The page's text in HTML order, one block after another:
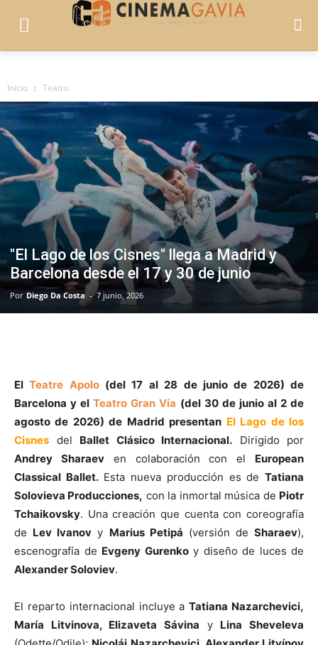
Inicio Teatro
"El Lago de los Cisnes" llega a Madrid y
Barcelona desde el 17 y 30 de junio
Por Diego Da Costa - 7 junio, 2026
ElTeatre Apolo(del 17 al 28 de junio de 2026) de
Barcelona y elTeatro Gran Vía (del 30 de junio al 2 de
agosto de 2026) de Madrid presentan El Lago de los
Cisnes del Ballet Clásico Internacional. Dirigido por
Andrey Sharaeven colaboración con el European
Classical Ballet.Esta nueva producción es deTatiana
Solovieva Producciones, con la inmortal música de Piotr
Tchaikovsky. Una creación que cuenta con coreografía
de Lev Ivanov y Marius Petipá (versión de Sharaev),
escenografía de Evgeny Gurenkoy diseño de luces de
Alexander Soloviev.
El reparto internacional incluye aTatiana Nazarchevici,
María Litvinova, Elizaveta Sávina y Lina Sheveleva